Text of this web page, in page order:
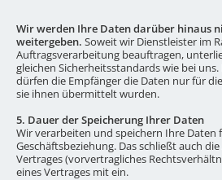
Wir werden Ihre Daten darüber hinaus
weitergeben. Soweit wir Dienstleister im
Auftragsverarbeitung beauftragen,
gleichen Sicherheitsstandards wie bei
dürfen die Empfänger die Daten nur für
sie ihnen übermittelt wurden.
5. Dauer der Speicherung Ihrer Daten
Wir verarbeiten und speichern Ihre Daten
Geschäftsbeziehung. Das schließt auch
Vertrages (vorvertragliches
eines Vertrages mit ein.